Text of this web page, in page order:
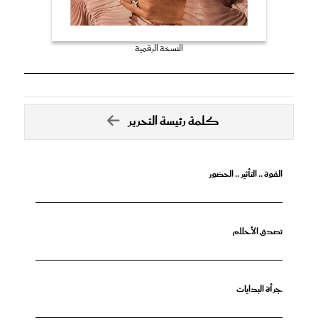
النسخة الرقمية
كلمة رئيسة التحرير
القوة .. التأثير .. الحضور
تصدق الأحلام
جرأة البدايات